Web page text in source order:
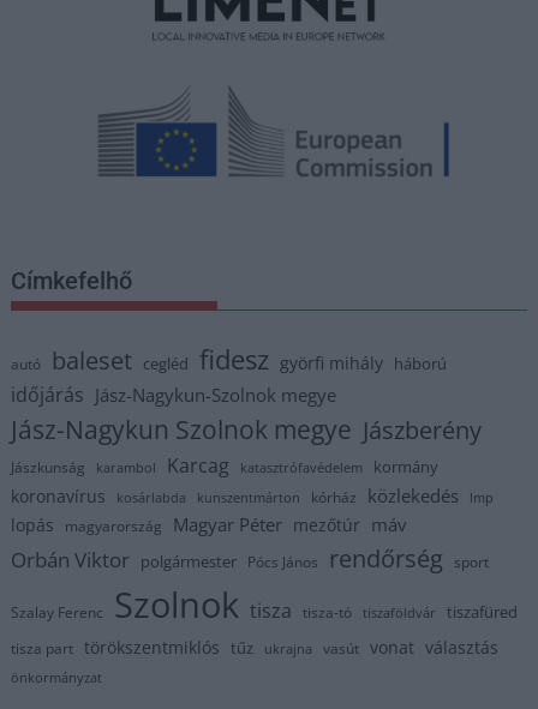
Címkefelhő
autó baleset cegléd fidesz györfi mihály háború
időjárás Jász-Nagykun-Szolnok megye
Jász-Nagykun Szolnok megye Jászberény
Jászkunság karambol Karcag katasztrófavédelem kormány
koronavírus kosárlabda kunszentmárton kórház közlekedés lmp
lopás magyarország Magyar Péter mezőtúr máv
Orbán Viktor polgármester Pócs János rendőrség sport
Szalay Ferenc Szolnok tisza tisza-tó tiszaföldvár tiszafüred
tisza part törökszentmiklós tűz ukrajna vasút vonat választás
önkormányzat